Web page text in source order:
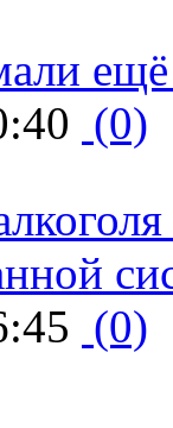
ещё
(0)
(0)